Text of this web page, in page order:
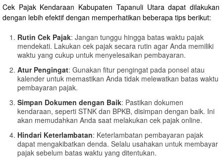
Cek Pajak Kendaraan Kabupaten Tapanuli Utara dapat dilakukan
dengan lebih efektif dengan memperhatikan beberapa tips berikut:
Rutin Cek Pajak: Jangan tunggu hingga batas waktu pajak
mendekati. Lakukan cek pajak secara rutin agar Anda memiliki
waktu yang cukup untuk menyelesaikan pembayaran.
Atur Pengingat: Gunakan fitur pengingat pada ponsel atau
kalender untuk memastikan Anda tidak melewatkan batas waktu
pembayaran pajak.
Simpan Dokumen dengan Baik: Pastikan dokumen
kendaraan, seperti STNK dan BPKB, disimpan dengan baik. Ini
akan memudahkan Anda saat melakukan cek pajak online.
Hindari Keterlambatan: Keterlambatan pembayaran pajak
dapat mengakibatkan denda. Selalu usahakan untuk membayar
pajak sebelum batas waktu yang ditentukan.